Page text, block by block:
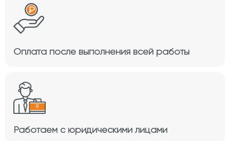
Оплата после выполнения всей работы
Работаем с юридическими лицами